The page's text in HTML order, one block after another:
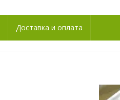
Доставка и оплата